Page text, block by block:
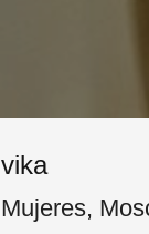
vika
Mujeres,